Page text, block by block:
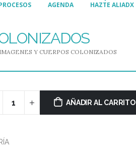
AGENDA HAZTE ALIADX
Y CUERPOS COLONIZADOS
AÑADIR AL CARRITO